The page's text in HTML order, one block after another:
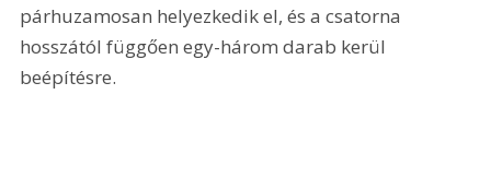
párhuzamosan helyezkedik el, és a csatorna
hosszától függően egy-három darab kerül
beépítésre.